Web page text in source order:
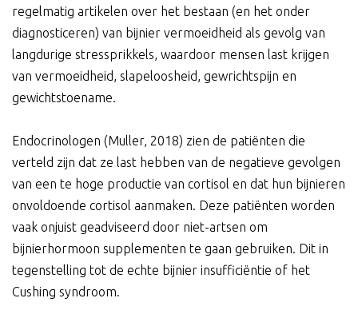
regelmatig artikelen over het bestaan (en het onder
diagnosticeren) van bijnier vermoeidheid als gevolg van
langdurige stressprikkels, waardoor mensen last krijgen
van vermoeidheid, slapeloosheid, gewrichtspijn en
gewichtstoename.
Endocrinologen (Muller, 2018) zien de patiënten die
verteld zijn dat ze last hebben van de negatieve gevolgen
van een te hoge productie van cortisol en dat hun bijnieren
onvoldoende cortisol aanmaken. Deze patiënten worden
vaak onjuist geadviseerd door niet-artsen om
bijnierhormoon supplementen te gaan gebruiken. Dit in
tegenstelling tot de echte bijnier insufficiëntie of het
Cushing syndroom.